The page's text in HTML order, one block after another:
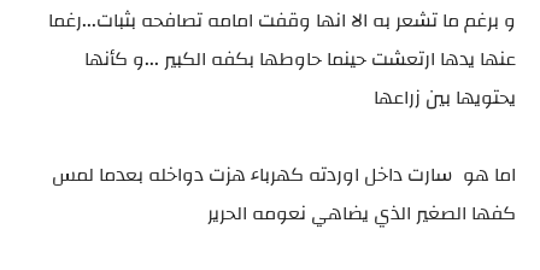
و برغم ما تشعر به الا انها وقفت امامه تصافحه بثبات...رغما
عنها يدها ارتعشت حينما حاوطها بكفه الكبير ...و كأنها
يحتويها بين زراعها
اما هو سارت داخل اوردته كهرباء هزت دواخله بعدما لمس
كفها الصغير الذي يضاهي نعومه الحرير